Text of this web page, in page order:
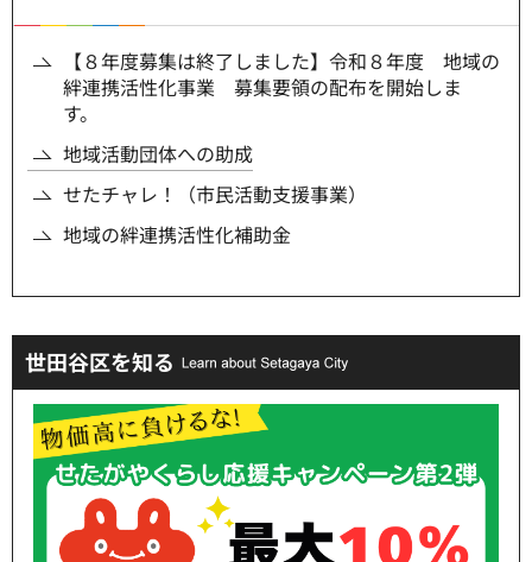
【８年度募集は終了しました】令和８年度 地域の
絆連携活性化事業 募集要領の配布を開始しま
す。
地域活動団体への助成
せたチャレ！（市民活動支援事業）
地域の絆連携活性化補助金
世田谷区を知る